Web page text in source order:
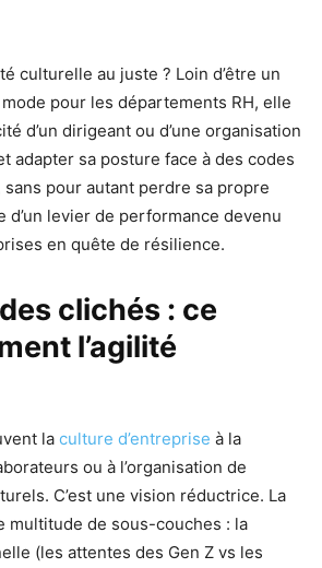
culturelle au juste ? Loin d’être un
pour les départements RH, elle
d’un dirigeant ou d’une organisation
adapter sa posture face à des codes
pour autant perdre sa propre
d’un levier de performance devenu
en quête de résilience.
clichés : ce
l’agilité
la culture d’entreprise à la
ou à l’organisation de
C’est une vision réductrice. La
multitude de sous-couches : la
(les attentes des Gen Z vs les